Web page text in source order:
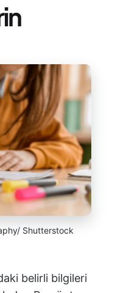
Shutterstock
belirli bilgileri